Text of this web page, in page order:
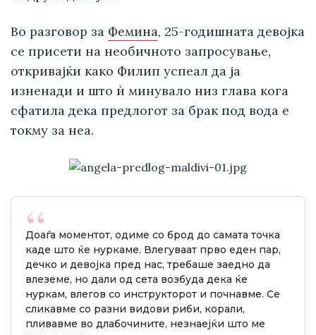
Во разговор за Фемина, 25-годишната девојка
се присети на необичното запросување,
откривајќи како Филип успеал да ја
изненади и што ѝ минувало низ глава кога
сфатила дека предлогот за брак под вода е
токму за неа.
Доаѓа моментот, одиме со брод до самата точка
каде што ќе нуркаме. Влегуваат прво еден пар,
дечко и девојка пред нас, требаше заедно да
влеземе, но дали од сета возбуда дека ќе
нуркам, влегов со инструкторот и почнавме. Се
сликавме со разни видови риби, корали,
пливавме во длабочините, незнаејќи што ме